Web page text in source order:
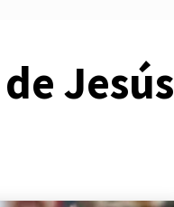
Jesús